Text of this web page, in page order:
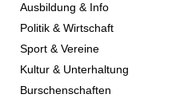
Ausbildung & Info
Politik & Wirtschaft
Sport & Vereine
Kultur & Unterhaltung
Burschenschaften